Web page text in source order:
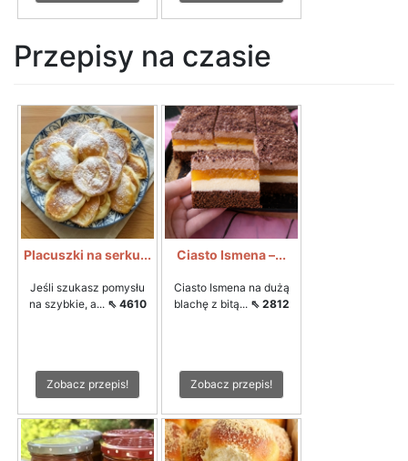
Przepisy na czasie
Placuszki na serku...
Jeśli szukasz pomysłu
na szybkie, a... ⇖ 4610
Zobacz przepis!
Ciasto Ismena –...
Ciasto Ismena na dużą
blachę z bitą... ⇖ 2812
Zobacz przepis!